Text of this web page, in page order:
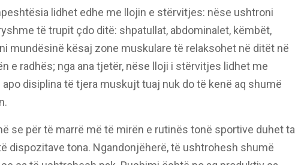
lidhet edhe me llojin e stërvitjes: nëse ushtroni
të trupit çdo ditë: shpatullat, abdominalet, këmbët,
mundësinë kësaj zone muskulare të relaksohet në ditët në
e radhës; nga ana tjetër, nëse lloji i stërvitjes lidhet me
disiplina të tjera muskujt tuaj nuk do të kenë aq shumë
se për të marrë më të mirën e rutinës tonë sportive duhet ta
dispozitave tona. Ngandonjëherë, të ushtrohesh shumë